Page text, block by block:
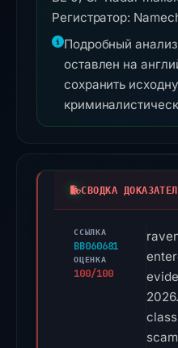
Регистратор:
Подробный
оставлен на
сохранить
СВОДКА
ССЫЛКА
BB060681
ОЦЕНКА
100/100